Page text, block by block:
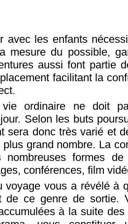
avec les enfants
mesure du possible,
aussi font partie
facilitant la
ordinaire ne doit
Selon les buts
sera donc très varié et
grand nombre. La
nombreuses formes
conférences, film
voyage vous a révélé à
de ce genre de sortie.
à la suite